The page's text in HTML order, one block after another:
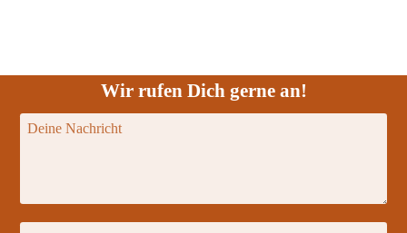
Wir rufen Dich gerne an!